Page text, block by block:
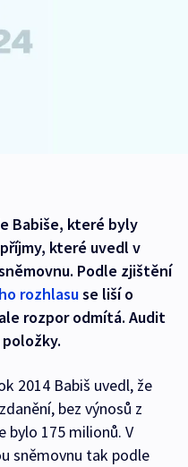
Babiše, které byly
které uvedl v
Podle zjištění
rozhlasuse liší o
rozpor odmítá. Audit
2014 Babiš uvedl, že
bez výnosů z
bylo 175 milionů. V
sněmovnu tak podle